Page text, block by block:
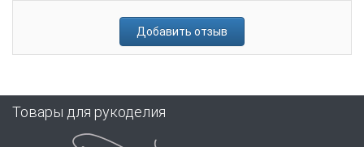
Добавить отзыв
Товары для рукоделия